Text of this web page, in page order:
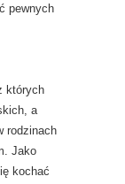
pewnych
których
a
rodzinach
Jako
kochać